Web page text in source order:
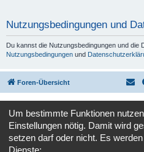
Nutzungsbedingungen und
Du kannst die Nutzungsbedingungen und die
Nutzungsbedingungen und
Foren-Übersicht
Deutsche
Datenschutz|
Um bestimmte Funktionen
Einstellungen nötig. Damit wird
setzen darf oder nicht. Es